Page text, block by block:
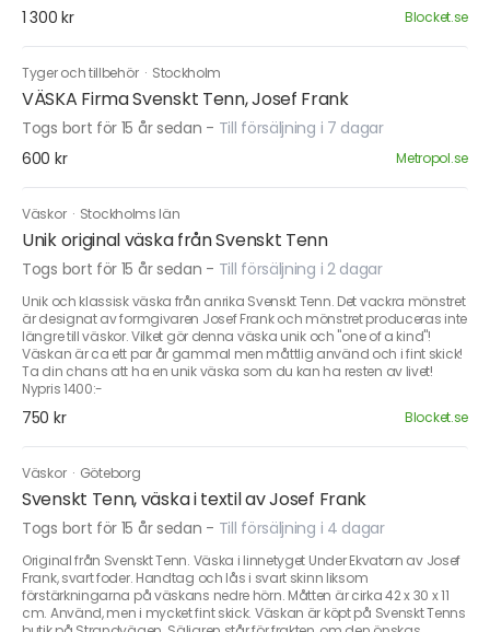
1 300 kr Blocket.se
Tyger och tillbehör · Stockholm
VÄSKA Firma Svenskt Tenn, Josef Frank
Togs bort för 15 år sedan - Till försäljning i 7 dagar
600 kr
Metropol.se
Väskor · Stockholms län
Unik original väska från Svenskt Tenn
Togs bort för 15 år sedan - Till försäljning i 2 dagar
Unik och klassisk väska från anrika Svenskt Tenn. Det vackra mönstret
är designat av formgivaren Josef Frank och mönstret produceras inte
längre till väskor. Vilket gör denna väska unik och "one of a kind"!
Väskan är ca ett par år gammal men måttlig använd och i fint skick!
Ta din chans att ha en unik väska som du kan ha resten av livet!
Nypris 1400:-
750 kr Blocket.se
Väskor · Göteborg
Svenskt Tenn, väska i textil av Josef Frank
Togs bort för 15 år sedan - Till försäljning i 4 dagar
Original från Svenskt Tenn. Väska i linnetyget Under Ekvatorn av Josef
Frank, svart foder. Handtag och lås i svart skinn liksom
förstärkningarna på väskans nedre hörn. Måtten är cirka 42 x 30 x 11
cm. Använd, men i mycket fint skick. Väskan är köpt på Svenskt Tenns